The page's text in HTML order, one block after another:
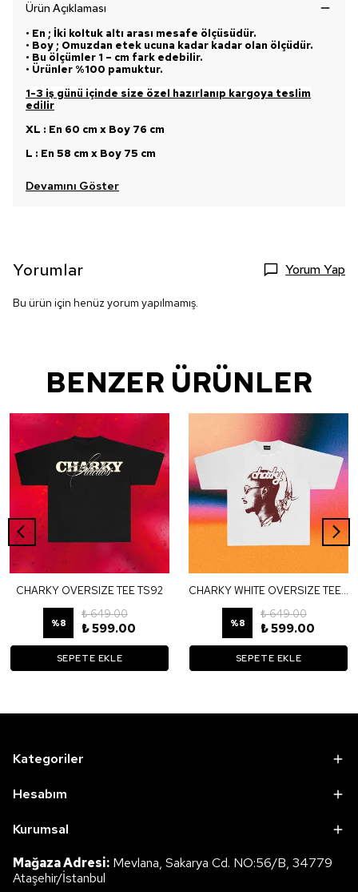
Ürün Açıklaması
• En ; İki koltuk altı arası mesafe ölçüsüdür.
• Boy ; Omuzdan etek ucuna kadar kadar olan ölçüdür.
• Bu ölçümler 1 – cm fark edebilir.
• Ürünler %100 pamuktur.
1-3 iş günü içinde size özel hazırlanıp kargoya teslim
edilir
XL : En 60 cm x Boy 76 cm
L : En 58 cm x Boy 75 cm
Devamını Göster
Yorumlar Yorum Yap
Bu ürün için henüz yorum yapılmamış.
BENZER ÜRÜNLER
CHARKY OVERSIZE TEE TS92
%8
₺ 649.00
₺ 599.00
SEPETE EKLE
CHARKY WHITE OVERSIZE TEE TB34
%8
₺ 649.00
₺ 599.00
SEPETE EKLE
Kategoriler
Hesabım
Kurumsal
Mağaza Adresi: Mevlana, Sakarya Cd. NO:56/B, 34779
Ataşehir/İstanbul